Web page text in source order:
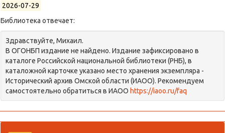
2026-07-29
Библиотека отвечает:
Здравствуйте, Михаил.
В ОГОНБП издание не найдено. Издание зафиксировано в
каталоге Российской национальной библиотеки (РНБ), в
каталожной карточке указано место хранения экземпляра -
Исторический архив Омской области (ИАОО). Рекомендуем
самостоятельно обратиться в ИАОО https://iaoo.ru/faq